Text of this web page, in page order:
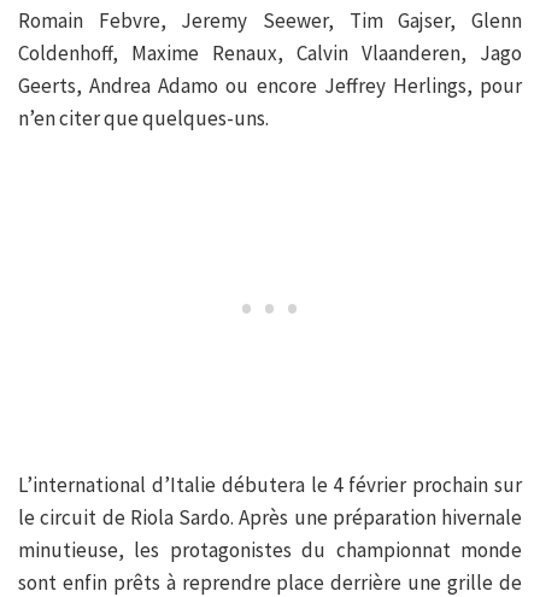
Romain Febvre, Jeremy Seewer, Tim Gajser, Glenn
Coldenhoff, Maxime Renaux, Calvin Vlaanderen, Jago
Geerts, Andrea Adamo ou encore Jeffrey Herlings, pour
n’en citer que quelques-uns.
L’international d’Italie débutera le 4 février prochain sur
le circuit de Riola Sardo. Après une préparation hivernale
minutieuse, les protagonistes du championnat monde
sont enfin prêts à reprendre place derrière une grille de